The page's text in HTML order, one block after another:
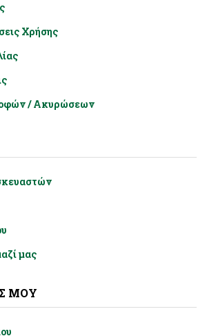
Χρήσης
/ Ακυρώσεων
μας
ΜΟΥ